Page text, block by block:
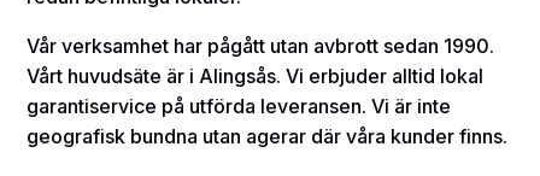
Vår verksamhet har pågått utan avbrott sedan 1990.
Vårt huvudsäte är i Alingsås. Vi erbjuder alltid lokal
garantiservice på utförda leveransen. Vi är inte
geografisk bundna utan agerar där våra kunder finns.